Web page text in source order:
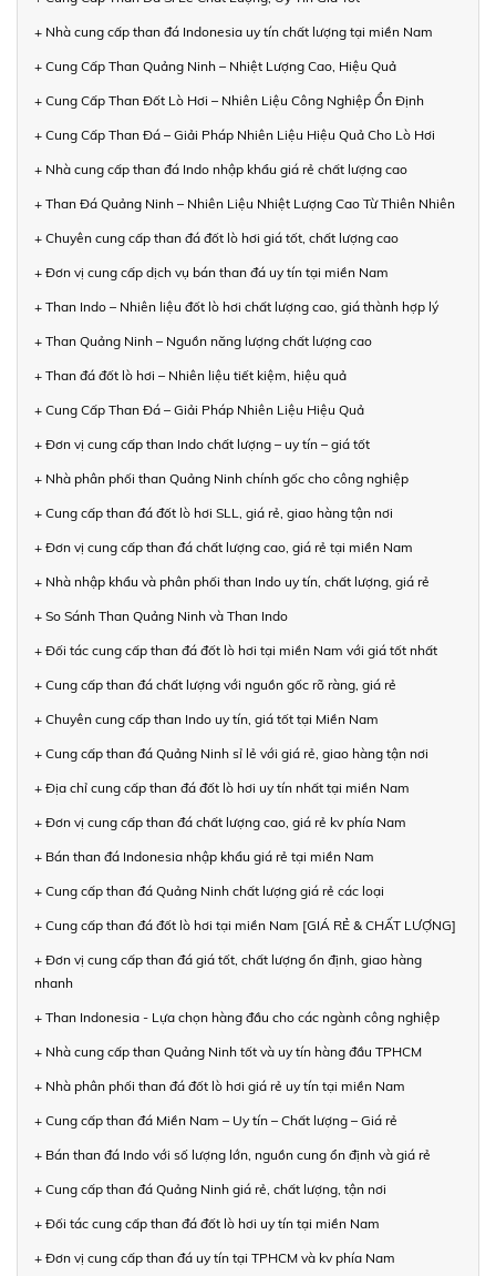
+ Nhà cung cấp than đá Indonesia uy tín chất lượng tại miền Nam
+ Cung Cấp Than Quảng Ninh – Nhiệt Lượng Cao, Hiệu Quả
+ Cung Cấp Than Đốt Lò Hơi – Nhiên Liệu Công Nghiệp Ổn Định
+ Cung Cấp Than Đá – Giải Pháp Nhiên Liệu Hiệu Quả Cho Lò Hơi
+ Nhà cung cấp than đá Indo nhập khẩu giá rẻ chất lượng cao
+ Than Đá Quảng Ninh – Nhiên Liệu Nhiệt Lượng Cao Từ Thiên Nhiên
+ Chuyên cung cấp than đá đốt lò hơi giá tốt, chất lượng cao
+ Đơn vị cung cấp dịch vụ bán than đá uy tín tại miền Nam
+ Than Indo – Nhiên liệu đốt lò hơi chất lượng cao, giá thành hợp lý
+ Than Quảng Ninh – Nguồn năng lượng chất lượng cao
+ Than đá đốt lò hơi – Nhiên liệu tiết kiệm, hiệu quả
+ Cung Cấp Than Đá – Giải Pháp Nhiên Liệu Hiệu Quả
+ Đơn vị cung cấp than Indo chất lượng – uy tín – giá tốt
+ Nhà phân phối than Quảng Ninh chính gốc cho công nghiệp
+ Cung cấp than đá đốt lò hơi SLL, giá rẻ, giao hàng tận nơi
+ Đơn vị cung cấp than đá chất lượng cao, giá rẻ tại miền Nam
+ Nhà nhập khẩu và phân phối than Indo uy tín, chất lượng, giá rẻ
+ So Sánh Than Quảng Ninh và Than Indo
+ Đối tác cung cấp than đá đốt lò hơi tại miền Nam với giá tốt nhất
+ Cung cấp than đá chất lượng với nguồn gốc rõ ràng, giá rẻ
+ Chuyên cung cấp than Indo uy tín, giá tốt tại Miền Nam
+ Cung cấp than đá Quảng Ninh sỉ lẻ với giá rẻ, giao hàng tận nơi
+ Địa chỉ cung cấp than đá đốt lò hơi uy tín nhất tại miền Nam
+ Đơn vị cung cấp than đá chất lượng cao, giá rẻ kv phía Nam
+ Bán than đá Indonesia nhập khẩu giá rẻ tại miền Nam
+ Cung cấp than đá Quảng Ninh chất lượng giá rẻ các loại
+ Cung cấp than đá đốt lò hơi tại miền Nam [GIÁ RẺ & CHẤT LƯỢNG]
+ Đơn vị cung cấp than đá giá tốt, chất lượng ổn định, giao hàng
nhanh
+ Than Indonesia - Lựa chọn hàng đầu cho các ngành công nghiệp
+ Nhà cung cấp than Quảng Ninh tốt và uy tín hàng đầu TPHCM
+ Nhà phân phối than đá đốt lò hơi giá rẻ uy tín tại miền Nam
+ Cung cấp than đá Miền Nam – Uy tín – Chất lượng – Giá rẻ
+ Bán than đá Indo với số lượng lớn, nguồn cung ổn định và giá rẻ
+ Cung cấp than đá Quảng Ninh giá rẻ, chất lượng, tận nơi
+ Đối tác cung cấp than đá đốt lò hơi uy tín tại miền Nam
+ Đơn vị cung cấp than đá uy tín tại TPHCM và kv phía Nam